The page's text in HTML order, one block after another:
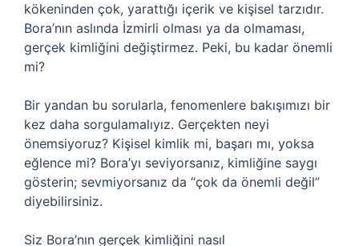
kökeninden çok, yarattığı içerik ve kişisel tarzıdır.
Bora’nın aslında İzmirli olması ya da olmaması,
gerçek kimliğini değiştirmez. Peki, bu kadar önemli
mi?
Bir yandan bu sorularla, fenomenlere bakışımızı bir
kez daha sorgulamalıyız. Gerçekten neyi
önemsiyoruz? Kişisel kimlik mi, başarı mı, yoksa
eğlence mi? Bora’yı seviyorsanız, kimliğine saygı
gösterin; sevmiyorsanız da “çok da önemli değil”
diyebilirsiniz.
Siz Bora’nın gerçek kimliğini nasıl